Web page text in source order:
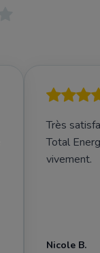
Très
Total
vivement.
Nicole B.